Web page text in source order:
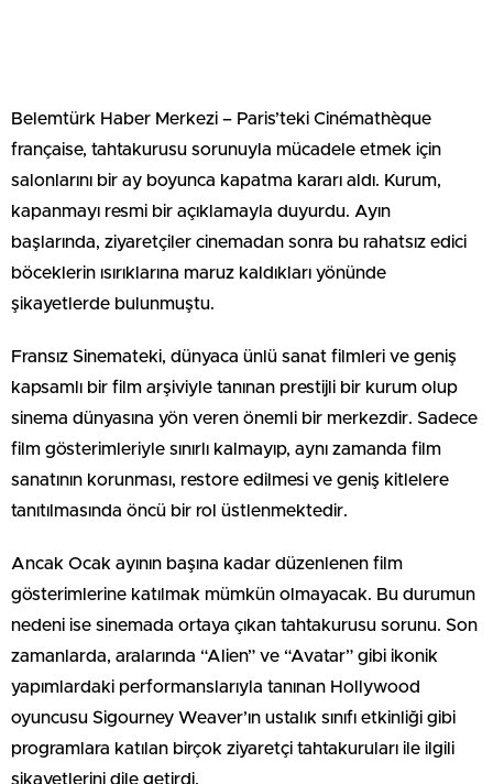
Belemtürk Haber Merkezi – Paris’teki Cinémathèque
française, tahtakurusu sorunuyla mücadele etmek için
salonlarını bir ay boyunca kapatma kararı aldı. Kurum,
kapanmayı resmi bir açıklamayla duyurdu. Ayın
başlarında, ziyaretçiler cinemadan sonra bu rahatsız edici
böceklerin ısırıklarına maruz kaldıkları yönünde
şikayetlerde bulunmuştu.
Fransız Sinemateki, dünyaca ünlü sanat filmleri ve geniş
kapsamlı bir film arşiviyle tanınan prestijli bir kurum olup
sinema dünyasına yön veren önemli bir merkezdir. Sadece
film gösterimleriyle sınırlı kalmayıp, aynı zamanda film
sanatının korunması, restore edilmesi ve geniş kitlelere
tanıtılmasında öncü bir rol üstlenmektedir.
Ancak Ocak ayının başına kadar düzenlenen film
gösterimlerine katılmak mümkün olmayacak. Bu durumun
nedeni ise sinemada ortaya çıkan tahtakurusu sorunu. Son
zamanlarda, aralarında “Alien” ve “Avatar” gibi ikonik
yapımlardaki performanslarıyla tanınan Hollywood
oyuncusu Sigourney Weaver’ın ustalık sınıfı etkinliği gibi
programlara katılan birçok ziyaretçi tahtakuruları ile ilgili
şikayetlerini dile getirdi.